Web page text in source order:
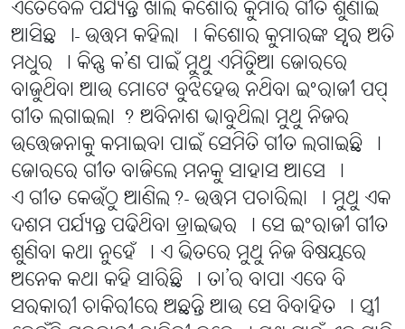
ଏତେବେଳ ପର୍ଯ୍ୟନ୍ତ ଖାଲି କିଶୋର କୁମାର ଗୀତ ଶୁଣାଇ
ଆସିଛ ।- ଉତ୍ତମ କହିଲା । କିଶୋର କୁମାରଙ୍କ ସ୍ୱର ଅତି
ମଧୁର । କିନ୍ତୁ କ’ଣ ପାଇଁ ମୁଥୁ ଏମିତିୁଆ ଜୋରରେ
ବାଜୁଥିବା ଆଉ ମୋଟେ ବୁଝିହେଉ ନଥିବା ଇଂରାଜୀ ପପ୍
ଗୀତ ଲଗାଇଲା ? ଅବିନାଶ ଭାବୁଥିଲା ମୁଥୁ ନିଜର
ଉତ୍ତେଜନାକୁ କମାଇବା ପାଇଁ ସେମିତି ଗୀତ ଲଗାଇଛି ।
ଜୋରରେ ଗୀତ ବାଜିଲେ ମନକୁ ସାହାସ ଆସେ ।
ଏ ଗୀତ କେଉଁଠୁ ଆଣିଲ?- ଉତ୍ତମ ପଚାରିଲା । ମୁଥୁ ଏକ
ଦଶମ ପର୍ଯ୍ୟନ୍ତ ପଢିଥିବା ଡ୍ରାଇଭର । ସେ ଇଂରାଜୀ ଗୀତ
ଶୁଣିବା କଥା ନୁହେଁ । ଏ ଭିତରେ ମୁଥୁ ନିଜ ବିଷୟରେ
ଅନେକ କଥା କହି ସାରିଛି । ତା’ର ବାପା ଏବେ ବି
ସରକାରୀ ଚାକିରୀରେ ଅଛନ୍ତି ଆଉ ସେ ବିବାହିତ । ସ୍ତ୍ରୀ